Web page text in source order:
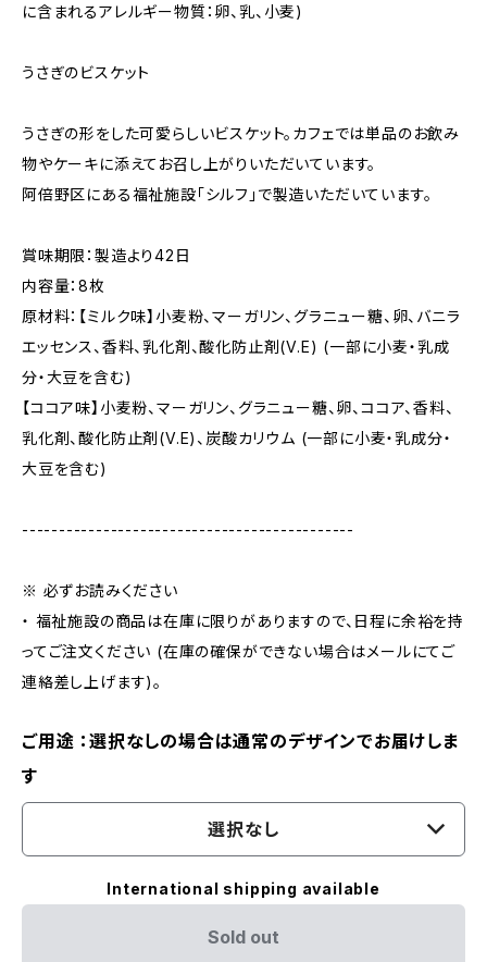
に含まれるアレルギー物質：卵、乳、小麦)
うさぎのビスケット
うさぎの形をした可愛らしいビスケット。カフェでは単品のお飲み
物やケーキに添えてお召し上がりいただいています。
阿倍野区にある福祉施設「シルフ」で製造いただいています。
賞味期限：製造より42日
内容量：8枚
原材料：【ミルク味】小麦粉、マーガリン、グラニュー糖、卵、バニラ
エッセンス、香料、乳化剤、酸化防止剤(V.E) (一部に小麦・乳成
分・大豆を含む)
【ココア味】小麦粉、マーガリン、グラニュー糖、卵、ココア、香料、
乳化剤、酸化防止剤(V.E)、炭酸カリウム (一部に小麦・乳成分・
大豆を含む)
---------------------------------------------
※ 必ずお読みください
・ 福祉施設の商品は在庫に限りがありますので、日程に余裕を持
ってご注文ください (在庫の確保ができない場合はメールにてご
連絡差し上げます)。
ご用途 ：選択なしの場合は通常のデザインでお届けしま
す
選択なし
International shipping available
Sold out